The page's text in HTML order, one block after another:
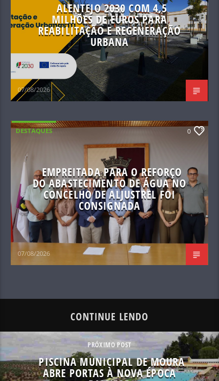
ALENTEJO 2030 COM 4,5
MILHÕES DE EUROS PARA
REABILITAÇÃO E REGENERAÇÃO
URBANA
07/08/2026
DESTAQUES 0
EMPREITADA PARA O REFORÇO
DO ABASTECIMENTO DE ÁGUA NO
CONCELHO DE ALJUSTREL FOI
CONSIGNADA
07/08/2026
CONTINUE LENDO
PRÓXIMO POST
PISCINA MUNICIPAL DE MOURA
ABRE PORTAS À NOVA ÉPOCA